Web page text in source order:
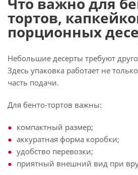
тортов,
порционных
Небольшие десерты требуют
Здесь упаковка работает не
часть подачи.
Для бенто-тортов важны:
компактный размер;
аккуратная форма коробки;
удобство перевозки;
приятный внешний вид при